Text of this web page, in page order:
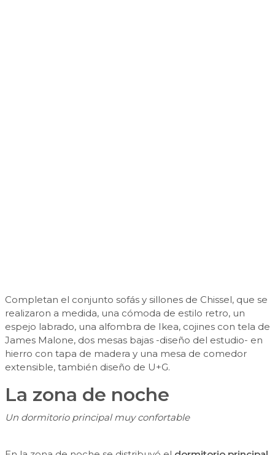
Completan el conjunto sofás y sillones de Chissel, que se
realizaron a medida, una cómoda de estilo retro, un
espejo labrado, una alfombra de Ikea, cojines con tela de
James Malone, dos mesas bajas -diseño del estudio- en
hierro con tapa de madera y una mesa de comedor
extensible, también diseño de U+G.
La zona de noche
Un dormitorio principal muy confortable